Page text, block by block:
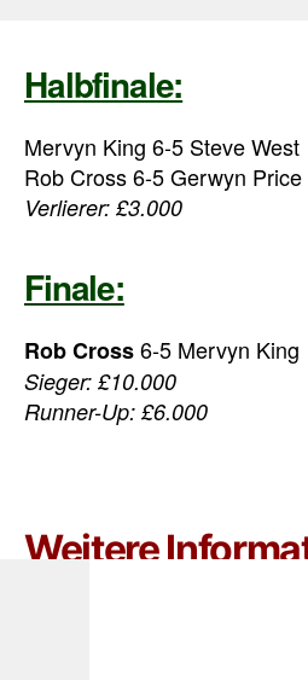
Halbfinale:
Mervyn King 6-5 Steve West
Rob Cross 6-5 Gerwyn Price
Verlierer: £3.000
Finale:
Rob Cross6-5 Mervyn King
Sieger: £10.000
Runner-Up: £6.000
Weitere